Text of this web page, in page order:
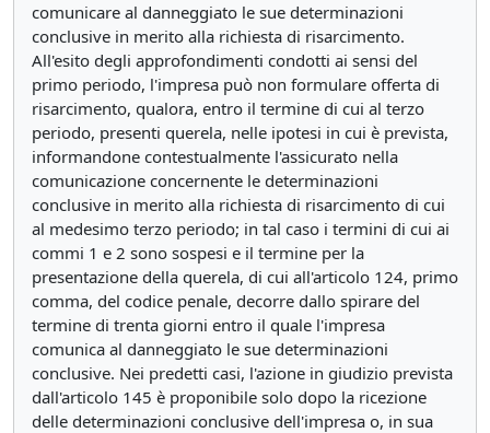
comunicare al danneggiato le sue determinazioni
conclusive in merito alla richiesta di risarcimento.
All'esito degli approfondimenti condotti ai sensi del
primo periodo, l'impresa può non formulare offerta di
risarcimento, qualora, entro il termine di cui al terzo
periodo, presenti querela, nelle ipotesi in cui è prevista,
informandone contestualmente l'assicurato nella
comunicazione concernente le determinazioni
conclusive in merito alla richiesta di risarcimento di cui
al medesimo terzo periodo; in tal caso i termini di cui ai
commi 1 e 2 sono sospesi e il termine per la
presentazione della querela, di cui all'articolo 124, primo
comma, del codice penale, decorre dallo spirare del
termine di trenta giorni entro il quale l'impresa
comunica al danneggiato le sue determinazioni
conclusive. Nei predetti casi, l'azione in giudizio prevista
dall'articolo 145 è proponibile solo dopo la ricezione
delle determinazioni conclusive dell'impresa o, in sua